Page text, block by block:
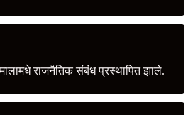
राजनैतिक संबंध प्रस्थापित झाले.